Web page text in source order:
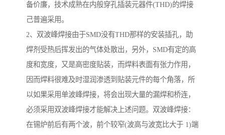
备价廉，技术成熟在内般穿孔插装元器件(THD)的焊接
己普遍采用。
2、双波峰焊接由于SMD没有THD那样的安装插孔，助
焊剂受热后挥发出的气体处散出，另外，SMD有定的高
度和宽度，又是高密度贴装，而焊料表面有张力作用，
因而焊料很难及时湿润渗透到贴装元件的每个角落，所
以如果采用单波峰焊接，将会出现大量的漏焊和桥连，
必须采用双波峰焊接才能解决上述问题。双波峰焊接：
在锡炉前后有两个波，前个较窄(波高与波宽比大于 1)端